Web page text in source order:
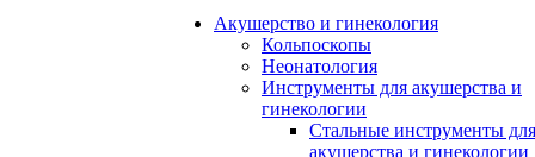
Акушерство и гинекология
Кольпоскопы
Неонатология
Инструменты для акушерства и
гинекологии
Стальные инструменты для
акушерства и гинекологии